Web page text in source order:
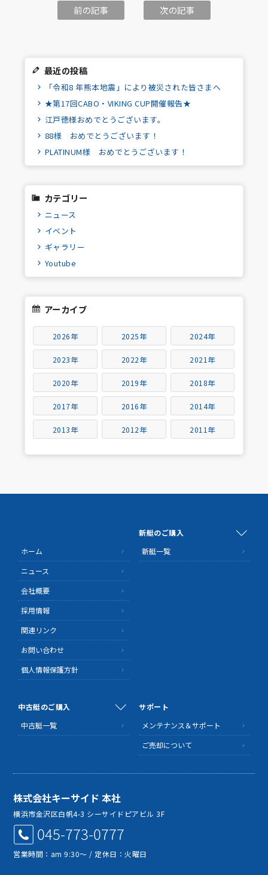
前の記事 次の記事
最近の投稿
「令和8 年熊本地震」により被災された皆さまへ
★第17回CABO・VIKING CUP開催報告★
江戸徳様おめでとうございます。
88様 おめでとうございます！
PLATINUM様 おめでとうございます！
カテゴリー
ニュース
イベント
ギャラリー
Youtube
アーカイブ
2026年 2025年 2024年
2023年 2022年 2021年
2020年 2019年 2018年
2017年 2016年 2014年
2013年 2012年 2011年
ホーム
ニュース
会社概要
採用情報
関連リンク
お問い合わせ
個人情報保護方針
新艇のご購入
新艇一覧
中古艇のご購入
中古艇一覧
サポート
メンテナンス＆サポート
ご売却について
株式会社キーサイド 本社
横浜市金沢区白帆4-3 シーサイドピアビル 3F
045-773-0777
営業時間：am 9:30～ / 定休日：火曜日